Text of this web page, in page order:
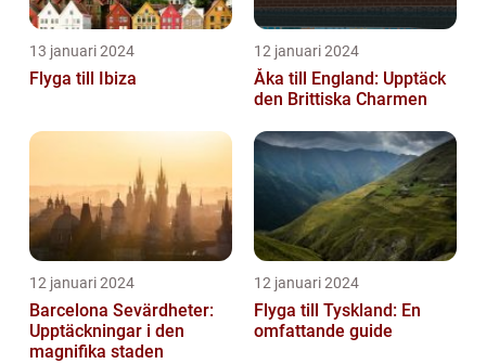
13 januari 2024
Flyga till Ibiza
12 januari 2024
Åka till England: Upptäck
den Brittiska Charmen
12 januari 2024
Barcelona Sevärdheter:
Upptäckningar i den
magnifika staden
12 januari 2024
Flyga till Tyskland: En
omfattande guide